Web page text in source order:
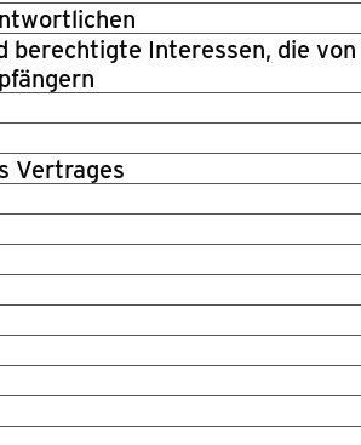
Interessen, die
Vertrages